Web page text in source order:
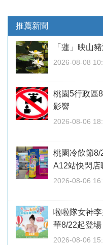
推薦新聞
「蓮」映山
2026-08-08
桃園5行政區
影響
2026-08-06
桃園冷飲節
A12站快閃店
2026-08-06
啦啦隊女神
華8/22起登場
2026-08-06